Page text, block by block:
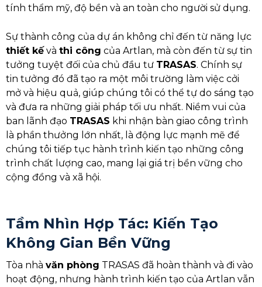
tính thẩm mỹ, độ bền và an toàn cho người sử dụng.
Sự thành công của dự án không chỉ đến từ năng lực
thiết kếvà thi công của Artlan, mà còn đến từ sự tin
tưởng tuyệt đối của chủ đầu tư TRASAS. Chính sự
tin tưởng đó đã tạo ra một môi trường làm việc cởi
mở và hiệu quả, giúp chúng tôi có thể tự do sáng tạo
và đưa ra những giải pháp tối ưu nhất. Niềm vui của
ban lãnh đạo TRASAS khi nhận bàn giao công trình
là phần thưởng lớn nhất, là động lực mạnh mẽ để
chúng tôi tiếp tục hành trình kiến tạo những công
trình chất lượng cao, mang lại giá trị bền vững cho
cộng đồng và xã hội.
Tầm Nhìn Hợp Tác: Kiến Tạo
Không Gian Bền Vững
Tòa nhà văn phòng TRASAS đã hoàn thành và đi vào
hoạt động, nhưng hành trình kiến tạo của Artlan vẫn